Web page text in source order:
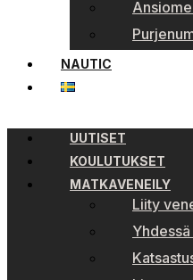
NAUTIC
UUTISET
KOULUTUKSET
MATKAVENEILY
Liity